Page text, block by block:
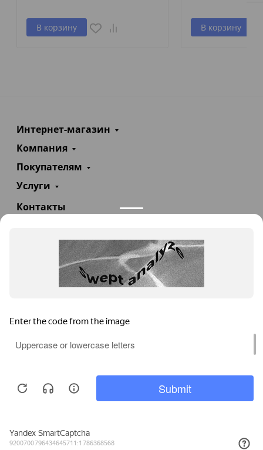
В корзину В корзину
Интернет-магазин
Компания
Покупателям
Услуги
Контакты
info@teploexpert.com
Пн—Сб 09:00 – 18:00
TeploExpert.com © 2008 - 2026 Оборудование для
систем отопления, водоснабжения, канализации